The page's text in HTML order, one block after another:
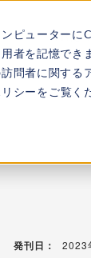
ピューター
者を記憶で
問者に関す
シーをご覧く
ITRに
バー・セキュリ
発刊日： 2023